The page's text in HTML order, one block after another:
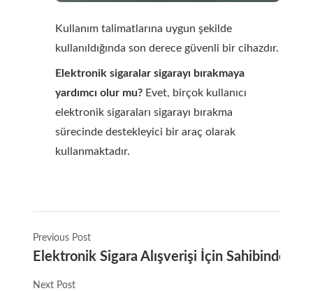
Kullanım talimatlarına uygun şekilde
kullanıldığında son derece güvenli bir cihazdır.
Elektronik sigaralar sigarayı bırakmaya
yardımcı olur mu? Evet, birçok kullanıcı
elektronik sigaraları sigarayı bırakma
sürecinde destekleyici bir araç olarak
kullanmaktadır.
Previous Post
Elektronik Sigara Alışverişi İçin Sahibinden
Next Post